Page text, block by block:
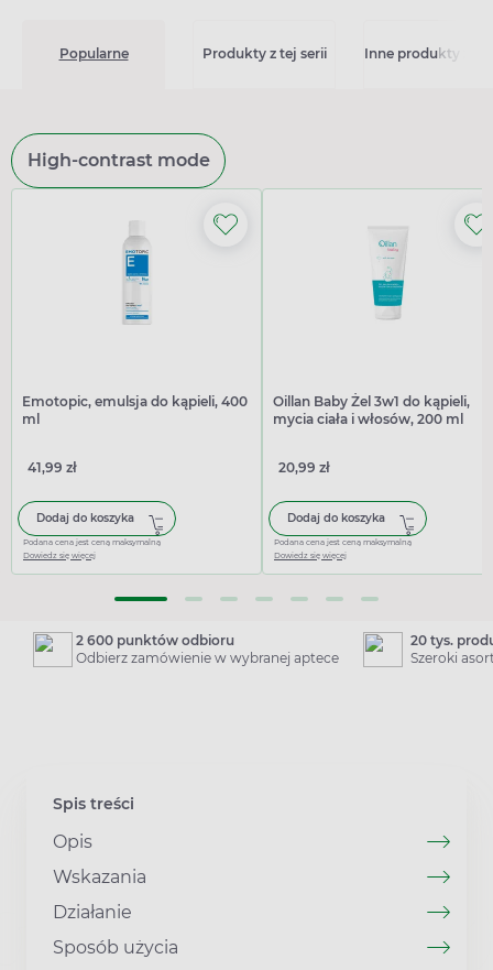
Popularne Produkty z tej serii Inne produkty z
High-contrast mode
Emotopic, emulsja do kąpieli, 400
ml
41,99 zł
Dodaj do koszyka
Podana cena jest ceną maksymalną
Dowiedz się więcej
Oillan Baby Żel 3w1 do kąpieli,
mycia ciała i włosów, 200 ml
20,99 zł
Dodaj do koszyka
Podana cena jest ceną maksymalną
Dowiedz się więcej
2 600 punktów odbioru
Odbierz zamówienie w wybranej aptece
20 tys.
Szeroki
Spis treści
Opis
Wskazania
Działanie
Sposób użycia